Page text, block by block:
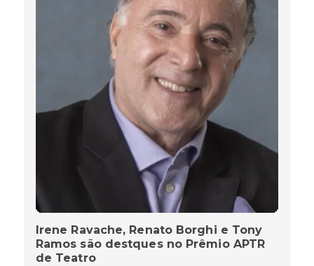
Irene Ravache, Renato Borghi e Tony
Ramos são destques no Prêmio APTR
de Teatro